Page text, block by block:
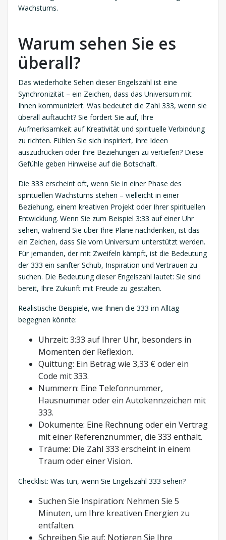
Wachstums.
Warum sehen Sie es
überall?
Das wiederholte Sehen dieser Engelszahl ist eine
Synchronizität – ein Zeichen, dass das Universum mit
Ihnen kommuniziert. Was bedeutet die Zahl 333, wenn sie
überall auftaucht? Sie fordert Sie auf, Ihre
Aufmerksamkeit auf Kreativität und spirituelle Verbindung
zu richten. Fühlen Sie sich inspiriert, Ihre Ideen
auszudrücken oder Ihre Beziehungen zu vertiefen? Diese
Gefühle geben Hinweise auf die Botschaft.
Die 333 erscheint oft, wenn Sie in einer Phase des
spirituellen Wachstums stehen – vielleicht in einer
Beziehung, einem kreativen Projekt oder Ihrer spirituellen
Entwicklung. Wenn Sie zum Beispiel 3:33 auf einer Uhr
sehen, während Sie über Ihre Pläne nachdenken, ist das
ein Zeichen, dass Sie vom Universum unterstützt werden.
Für jemanden, der mit Zweifeln kämpft, ist die Bedeutung
der 333 ein sanfter Schub, Inspiration und Vertrauen zu
suchen. Die Bedeutung dieser Engelszahl lautet: Sie sind
bereit, Ihre Zukunft mit Freude zu gestalten.
Realistische Beispiele, wie Ihnen die 333 im Alltag
begegnen könnte:
Uhrzeit: 3:33 auf Ihrer Uhr, besonders in
Momenten der Reflexion.
Quittung: Ein Betrag wie 3,33 € oder ein
Code mit 333.
Nummern: Eine Telefonnummer,
Hausnummer oder ein Autokennzeichen mit
333.
Dokumente: Eine Rechnung oder ein Vertrag
mit einer Referenznummer, die 333 enthält.
Träume: Die Zahl 333 erscheint in einem
Traum oder einer Vision.
Checklist: Was tun, wenn Sie Engelszahl 333 sehen?
Suchen Sie Inspiration: Nehmen Sie 5
Minuten, um Ihre kreativen Energien zu
entfalten.
Schreiben Sie auf: Notieren Sie Ihre